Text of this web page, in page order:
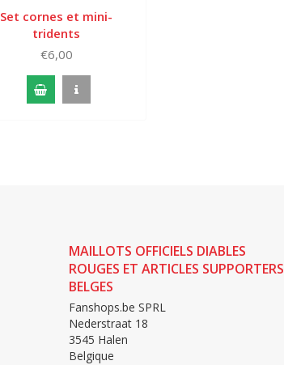
Set cornes et mini-
tridents
€6,00
MAILLOTS OFFICIELS DIABLES
ROUGES ET ARTICLES SUPPORTERS
BELGES
Fanshops.be SPRL
Nederstraat 18
3545 Halen
Belgique